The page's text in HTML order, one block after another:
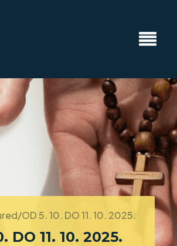
OD 5. 10. DO 11. 10. 2025.
DO 11. 10. 2025.